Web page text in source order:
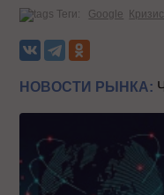
Теги: Google Кризис
НОВОСТИ РЫНКА: